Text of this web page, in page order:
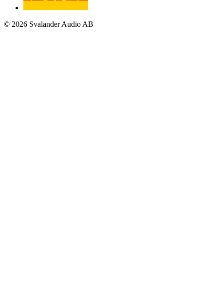
© 2026 Svalander Audio AB